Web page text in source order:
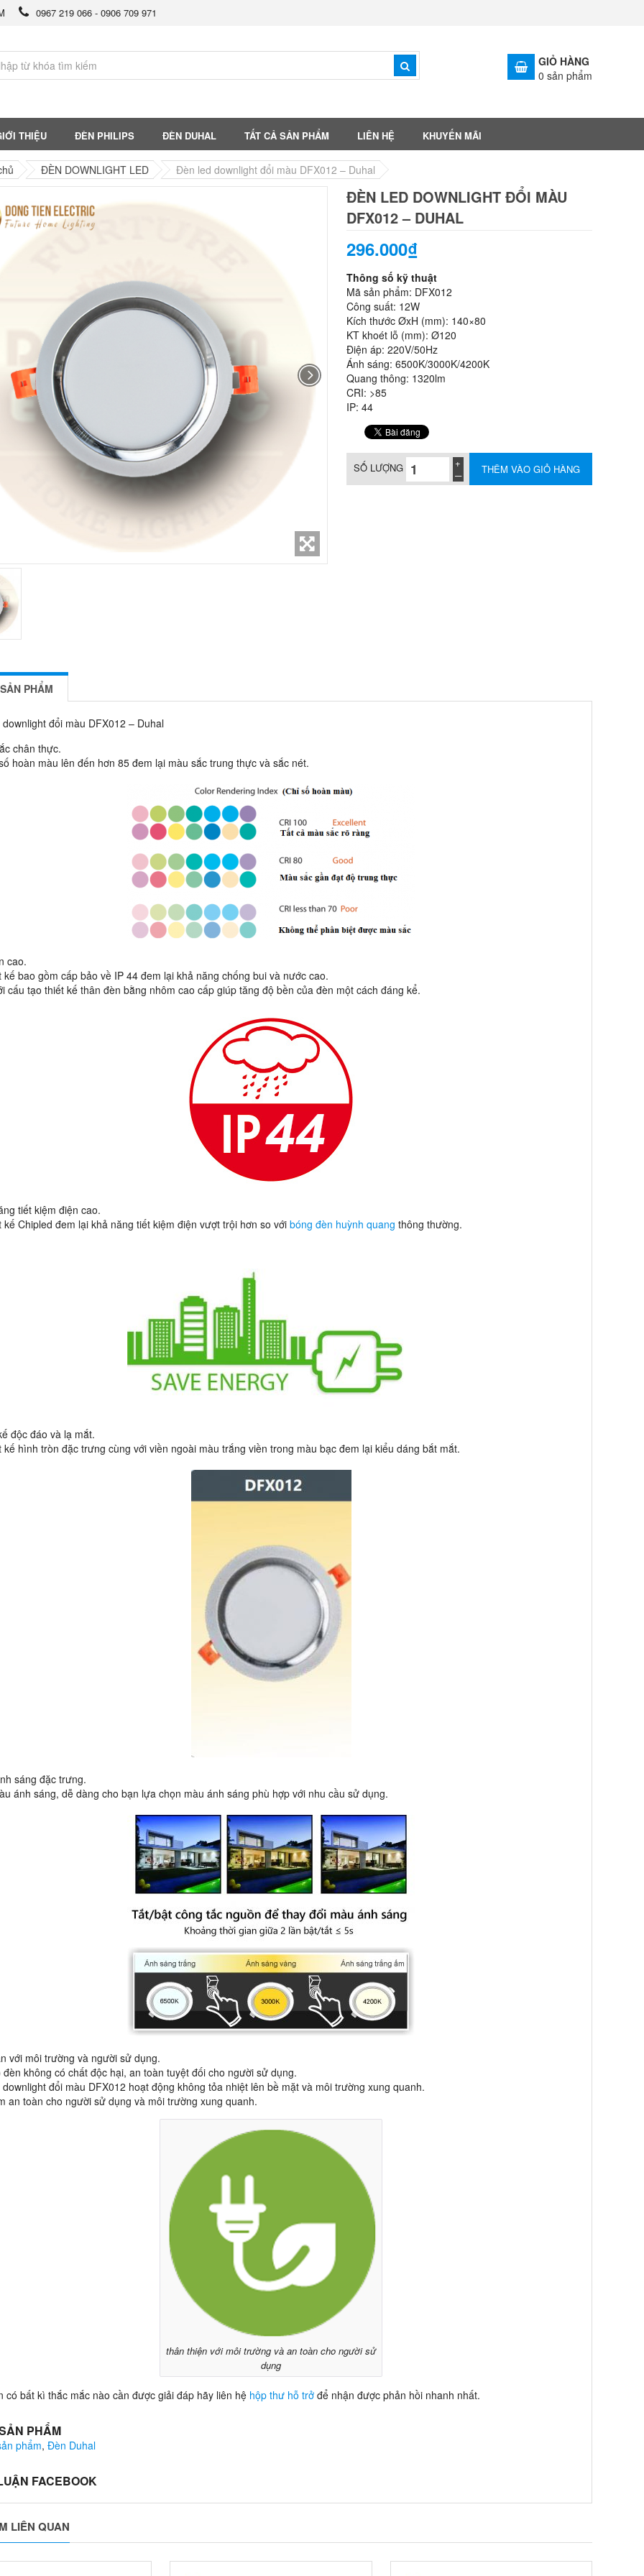
0967 219 066 - 0906 709 971
GIỎ HÀNG
0 sản phẩm
THIỆU ĐÈN PHILIPS ĐÈN DUHAL TẤT CẢ SẢN PHẨM LIÊN HỆ KHUYẾN MÃI
ĐÈN DOWNLIGHT LED Đèn led downlight đổi màu DFX012 – Duhal
ĐÈN LED DOWNLIGHT ĐỔI MÀU
DFX012 – DUHAL
296.000₫
Thông số kỹ thuật
Mã sản phẩm: DFX012
Công suất: 12W
Kích thước ØxH (mm): 140×80
KT khoét lỗ (mm): Ø120
Điện áp: 220V/50Hz
Ánh sáng: 6500K/3000K/4200K
Quang thông: 1320lm
CRI: >85
IP: 44
SỐ LƯỢNG THÊM VÀO GIỎ HÀNG
PHẨM
đổi màu DFX012 – Duhal
chân thực.
hoàn màu lên đến hơn 85 đem lại màu sắc trung thực và sắc nét.
cao.
kế bao gồm cấp bảo về IP 44 đem lại khả năng chống bui và nước cao.
cấu tạo thiết kế thân đèn bằng nhôm cao cấp giúp tăng độ bền của đèn một cách đáng kể.
tiết kiệm điện cao.
kế Chipled đem lại khả năng tiết kiệm điện vượt trội hơn so vớibóng đèn huỳnh quang thông thường.
độc đáo và lạ mắt.
kế hình tròn đặc trưng cùng với viền ngoài màu trắng viền trong màu bạc đem lại kiểu dáng bắt mắt.
sáng đặc trưng.
ánh sáng, dễ dàng cho bạn lựa chọn màu ánh sáng phù hợp với nhu cầu sử dụng.
với môi trường và người sử dụng.
đèn không có chất độc hại, an toàn tuyệt đối cho người sử dụng.
đổi màu DFX012 hoạt động không tỏa nhiệt lên bề mặt và môi trường xung quanh.
an toàn cho người sử dụng và môi trường xung quanh.
thân thiện với môi trường và an toàn cho người sử
dụng
có bất kì thắc mắc nào cần được giải đáp hãy liên hệ hộp thư hỗ trở để nhận được phản hồi nhanh nhất.
PHẨM
phẩm,Đèn Duhal
FACEBOOK
LIÊN QUAN